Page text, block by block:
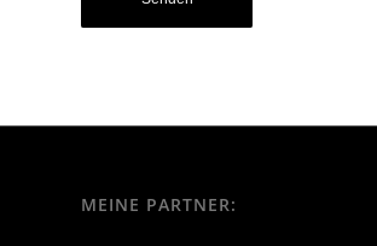
MEINE PARTNER: